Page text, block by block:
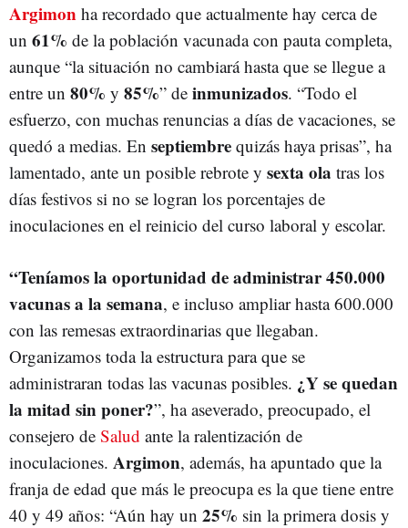
Argimon ha recordado que actualmente hay cerca de
un 61% de la población vacunada con pauta completa,
aunque “la situación no cambiará hasta que se llegue a
entre un 80% y 85%” de inmunizados. “Todo el
esfuerzo, con muchas renuncias a días de vacaciones, se
quedó a medias. En septiembre quizás haya prisas”, ha
lamentado, ante un posible rebrote y sexta ola tras los
días festivos si no se logran los porcentajes de
inoculaciones en el reinicio del curso laboral y escolar.
“Teníamos la oportunidad de administrar 450.000
vacunas a la semana, e incluso ampliar hasta 600.000
con las remesas extraordinarias que llegaban.
Organizamos toda la estructura para que se
administraran todas las vacunas posibles. ¿Y se quedan
la mitad sin poner?”, ha aseverado, preocupado, el
consejero de Salud ante la ralentización de
inoculaciones. Argimon, además, ha apuntado que la
franja de edad que más le preocupa es la que tiene entre
40 y 49 años: “Aún hay un 25% sin la primera dosis y